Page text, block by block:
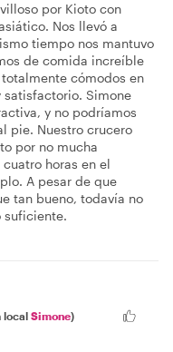
por Kioto con
Nos llevó a
tiempo nos mantuvo
de comida increíble
cómodos en
Simone
y no podríamos
pie. Nuestro crucero
por no mucha
horas en el
A pesar de que
tan bueno, todavía no
suficiente.
local Simone)